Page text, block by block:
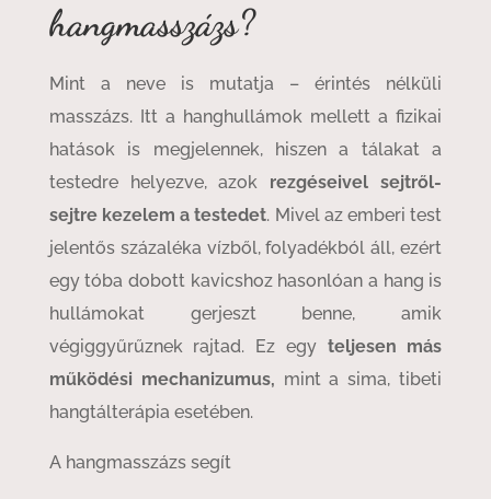
hangmasszázs?
Mint a neve is mutatja – érintés nélküli
masszázs. Itt a hanghullámok mellett a fizikai
hatások is megjelennek, hiszen a tálakat a
testedre helyezve, azok rezgéseivel sejtről-
sejtre kezelem a testedet. Mivel az emberi test
jelentős százaléka vízből, folyadékból áll, ezért
egy tóba dobott kavicshoz hasonlóan a hang is
hullámokat gerjeszt benne, amik
végiggyűrűznek rajtad. Ez egy teljesen más
működési mechanizumus, mint a sima, tibeti
hangtálterápia esetében.
A hangmasszázs segít